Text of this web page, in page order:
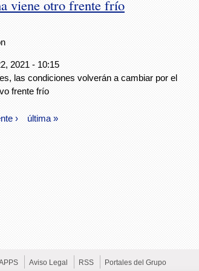
viene otro frente frío
2021 - 10:15
las condiciones volverán a cambiar por el
frente frío
› última »
Aviso Legal RSS Portales del Grupo